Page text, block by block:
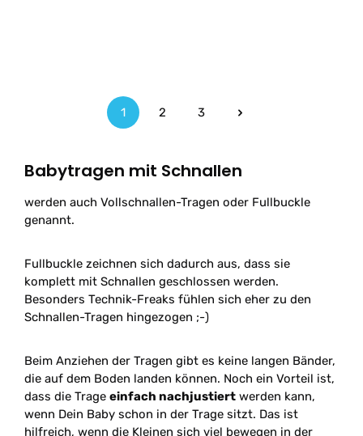
Seite
1
Seite
2
Seite
3
Babytragen mit Schnallen
werden auch Vollschnallen-Tragen oder Fullbuckle
genannt.
Fullbuckle zeichnen sich dadurch aus, dass sie
komplett mit Schnallen geschlossen werden.
Besonders Technik-Freaks fühlen sich eher zu den
Schnallen-Tragen hingezogen ;-)
Beim Anziehen der Tragen gibt es keine langen Bänder,
die auf dem Boden landen können. Noch ein Vorteil ist,
dass die Trage einfach nachjustiert werden kann,
wenn Dein Baby schon in der Trage sitzt. Das ist
hilfreich, wenn die Kleinen sich viel bewegen in der